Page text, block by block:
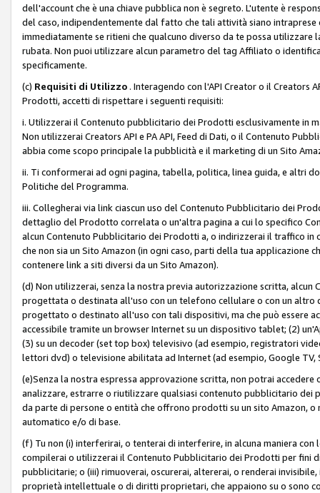
dell'account che è una chiave pubblica non è segreto. L'utente è
del caso, indipendentemente dal fatto che tali attività siano
immediatamente se ritieni che qualcuno diverso da te possa
rubata. Non puoi utilizzare alcun parametro del tag Affiliato o
specificamente.
(c) Requisiti di Utilizzo . Interagendo con l'API Creator o il Creators
Prodotti, accetti di rispettare i seguenti requisiti:
i. Utilizzerai il Contenuto pubblicitario dei Prodotti esclusivamente in
Non utilizzerai Creators API e PA API, Feed di Dati, o il Contenuto
abbia come scopo principale la pubblicità e il marketing di un Sito
ii. Ti conformerai ad ogni pagina, tabella, politica, linea guida, e altri
Politiche del Programma.
iii. Collegherai via link ciascun uso del Contenuto Pubblicitario dei
dettaglio del Prodotto correlata o un'altra pagina a cui lo specifico
alcun Contenuto Pubblicitario dei Prodotti a, o indirizzerai il traffico in
che non sia un Sito Amazon (in ogni caso, parti della tua
contenere link a siti diversi da un Sito Amazon).
(d) Non utilizzerai, senza la nostra previa autorizzazione scritta,
progettata o destinata all'uso con un telefono cellulare o con un
progettato o destinato all'uso con tali dispositivi, ma che può essere
accessibile tramite un browser Internet su un dispositivo tablet; (2)
(3) su un decoder (set top box) televisivo (ad esempio, registratori
lettori dvd) o televisione abilitata ad Internet (ad esempio, Google TV,
(e)Senza la nostra espressa approvazione scritta, non potrai
analizzare, estrarre o riutilizzare qualsiasi contenuto pubblicitario
da parte di persone o entità che offrono prodotti su un sito Amazon,
automatico e/o di base.
(f) Tu non (i) interferirai, o tenterai di interferire, in alcuna maniera
compilerai o utilizzerai il Contenuto Pubblicitario dei Prodotti per
pubblicitarie; o (iii) rimuoverai, oscurerai, altererai, o renderai
proprietà intellettuale o di diritti proprietari, che appaiono su o sono